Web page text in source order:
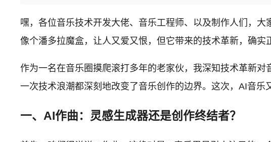
嘿，各位音乐技术开发大佬、音乐工程师、以及制作人们，
像个潘多拉魔盒，让人又爱又恨，但它带来的技术革新，确实
作为一名在音乐圈摸爬滚打多年的老家伙，我深知技术革新
一次技术浪潮都深刻地改变了音乐创作的边界。这次，AI音
一、AI作曲：灵感生成器还是创作终结者？